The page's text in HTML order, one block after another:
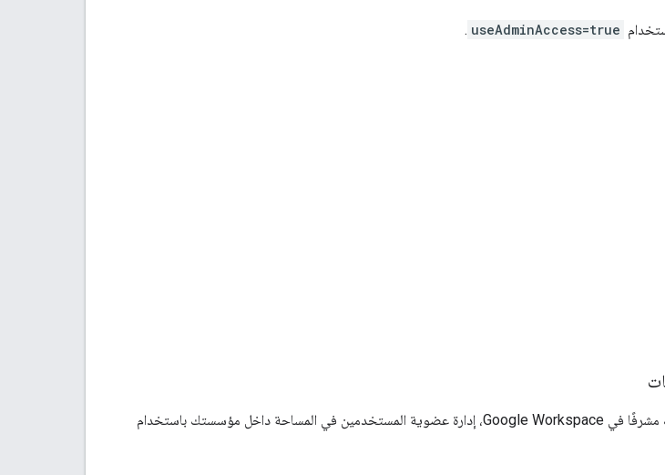
useAdminAccess=true
.
في ما يلي سيناريوهات يمكنك من خلالها، بصفتك مشرفًا في Google Workspace، إدارة عضوية المستخدمين في المساحة داخل مؤسستك باستخدام